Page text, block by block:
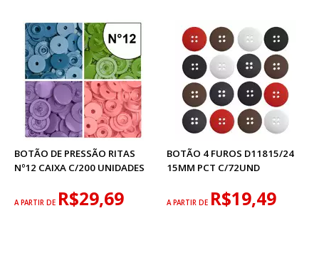
BOTÃO DE PRESSÃO RITAS
Nº12 CAIXA C/200 UNIDADES
A PARTIR DE R$29,69
BOTÃO 4 FUROS D11815/24
15MM PCT C/72UND
A PARTIR DE R$19,49